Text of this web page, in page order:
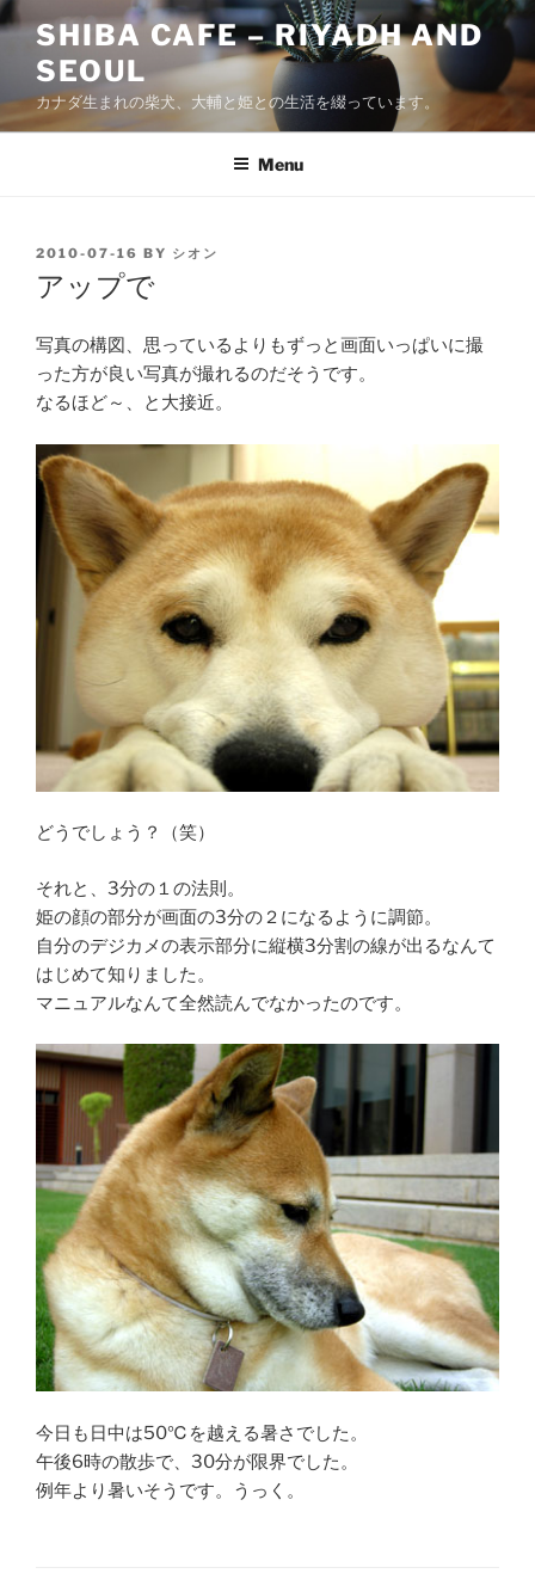
Skip
content
SHIBA CAFE – RIYADH AND
SEOUL
カナダ生まれの柴犬、大輔と姫との生活を綴っています。
Menu
POSTED
ON
2010-07-16 BY シオン
アップで
写真の構図、思っているよりもずっと画面いっぱいに撮
った方が良い写真が撮れるのだそうです。
なるほど～、と大接近。
どうでしょう？（笑）
それと、3分の１の法則。
姫の顔の部分が画面の3分の２になるように調節。
自分のデジカメの表示部分に縦横3分割の線が出るなんて
はじめて知りました。
マニュアルなんて全然読んでなかったのです。
今日も日中は50℃を越える暑さでした。
午後6時の散歩で、30分が限界でした。
例年より暑いそうです。うっく。